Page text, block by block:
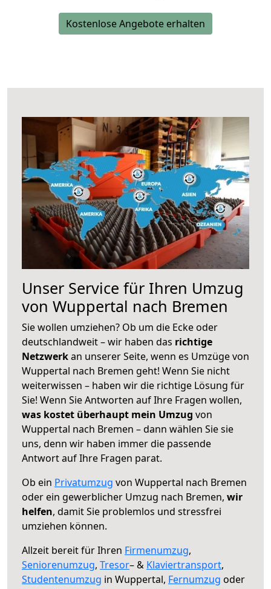
Kostenlose Angebote erhalten
Unser Service für Ihren Umzug
von Wuppertal nach Bremen
Sie wollen umziehen? Ob um die Ecke oder
deutschlandweit – wir haben das richtige
Netzwerkan unserer Seite, wenn es Umzüge von
Wuppertal nach Bremen geht! Wenn Sie nicht
weiterwissen – haben wir die richtige Lösung für
Sie! Wenn Sie Antworten auf Ihre Fragen wollen,
was kostet überhaupt mein Umzug von
Wuppertal nach Bremen – dann wählen Sie sie
uns, denn wir haben immer die passende
Antwort auf Ihre Fragen parat.
Ob ein Privatumzug von Wuppertal nach Bremen
oder ein gewerblicher Umzug nach Bremen, wir
helfen, damit Sie problemlos und stressfrei
umziehen können.
Allzeit bereit für Ihren Firmenumzug,
Seniorenumzug, Tresor– & Klaviertransport,
Studentenumzug in Wuppertal, Fernumzug oder